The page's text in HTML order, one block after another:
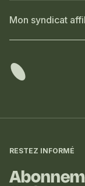
Mon syndicat
RESTEZ INFORMÉ